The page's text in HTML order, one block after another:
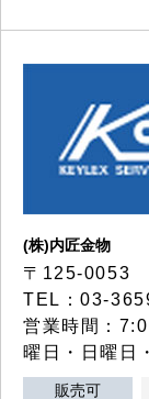
(株)内匠金物
〒125-0053
TEL：03-
営業時間：
曜日・日曜日
販売可